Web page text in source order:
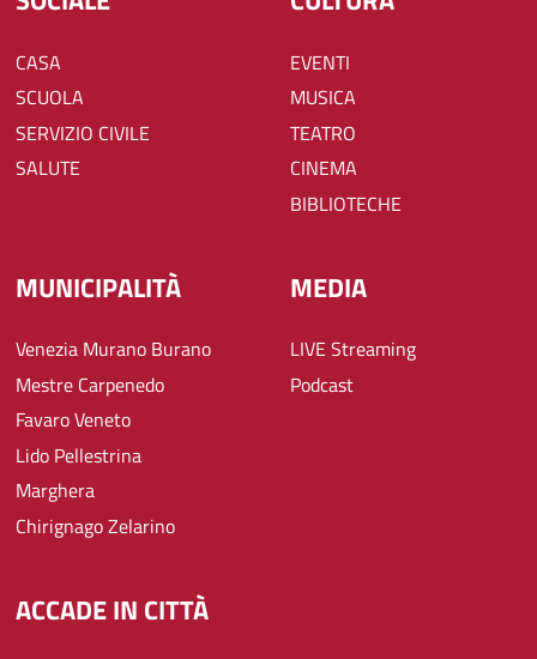
CASA
SCUOLA
SERVIZIO CIVILE
SALUTE
EVENTI
MUSICA
TEATRO
CINEMA
BIBLIOTECHE
MUNICIPALITÀ
Venezia Murano Burano
Mestre Carpenedo
Favaro Veneto
Lido Pellestrina
Marghera
Chirignago Zelarino
MEDIA
LIVE Streaming
Podcast
ACCADE IN CITTÀ